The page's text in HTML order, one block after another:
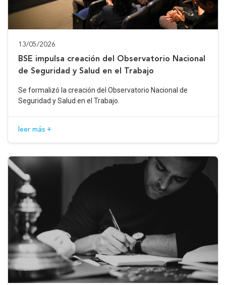
13/05/2026
BSE impulsa creación del Observatorio Nacional
de Seguridad y Salud en el Trabajo
Se formalizó la creación del Observatorio Nacional de
Seguridad y Salud en el Trabajo.
leer más +